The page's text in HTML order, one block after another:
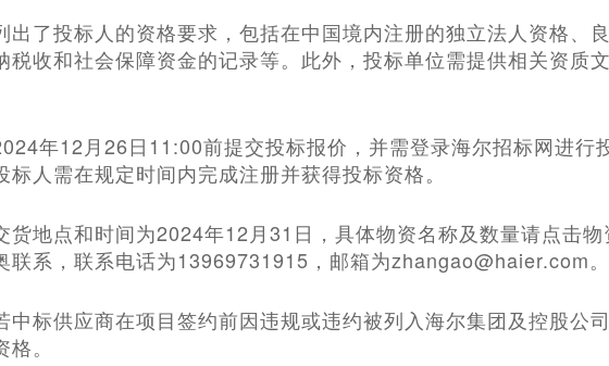
出了投标人的资格要求，包括在中国境内注册的独立法人资格、
税收和社会保障资金的记录等。此外，投标单位需提供相关资质
年12月26日11:00前提交投标报价，并需登录海尔招标网进行
标人需在规定时间内完成注册并获得投标资格。
货地点和时间为2024年12月31日，具体物资名称及数量请点击
联系，联系电话为13969731915，邮箱为zhangao@haier.com。
中标供应商在项目签约前因违规或违约被列入海尔集团及控股公
。